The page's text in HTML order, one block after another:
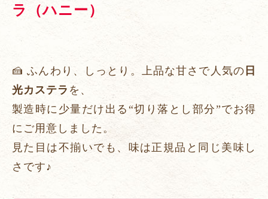
ラ（ハニー）
🍰 ふんわり、しっとり。上品な甘さで人気の 日
光カステラ を、
製造時に少量だけ出る“切り落とし部分”でお得
にご用意しました。
見た目は不揃いでも、味は正規品と同じ美味し
さです♪